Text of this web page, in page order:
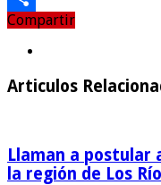
Compartir
Compartir
Articulos
Llaman a postular
la región de Los